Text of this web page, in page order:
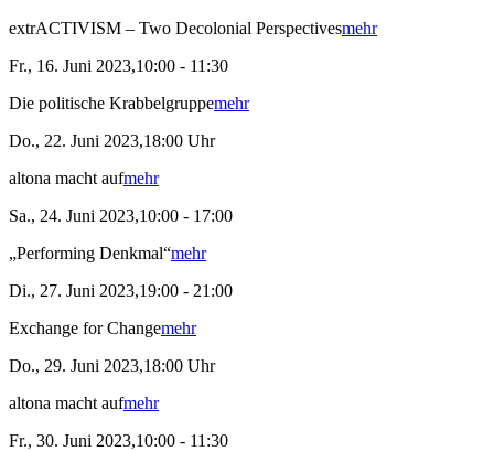
extrACTIVISM – Two Decolonial Perspectivesmehr
Fr., 16. Juni 2023,10:00 - 11:30
Die politische Krabbelgruppemehr
Do., 22. Juni 2023,18:00 Uhr
altona macht aufmehr
Sa., 24. Juni 2023,10:00 - 17:00
„Performing Denkmal“mehr
Di., 27. Juni 2023,19:00 - 21:00
Exchange for Changemehr
Do., 29. Juni 2023,18:00 Uhr
altona macht aufmehr
Fr., 30. Juni 2023,10:00 - 11:30